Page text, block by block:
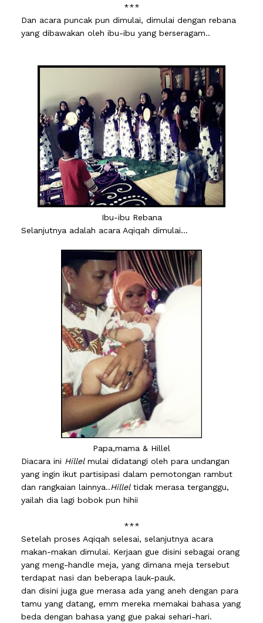
***
Dan acara puncak pun dimulai, dimulai dengan rebana
yang dibawakan oleh ibu-ibu yang berseragam..
Ibu-ibu Rebana
Selanjutnya adalah acara Aqiqah dimulai...
Papa,mama & Hillel
Diacara ini Hillelmulai didatangi oleh para undangan
yang ingin ikut partisipasi dalam pemotongan rambut
dan rangkaian lainnya..Hilleltidak merasa terganggu,
yailah dia lagi bobok pun hihii
***
Setelah proses Aqiqah selesai, selanjutnya acara
makan-makan dimulai. Kerjaan gue disini sebagai orang
yang meng-handle meja, yang dimana meja tersebut
terdapat nasi dan beberapa lauk-pauk.
dan disini juga gue merasa ada yang aneh dengan para
tamu yang datang, emm mereka memakai bahasa yang
beda dengan bahasa yang gue pakai sehari-hari.